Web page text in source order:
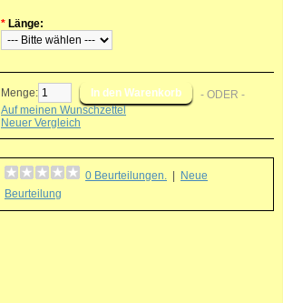
* Länge:
Menge:
- ODER -
Auf meinen Wunschzettel
Neuer Vergleich
0 Beurteilungen.
Neue
Beurteilung